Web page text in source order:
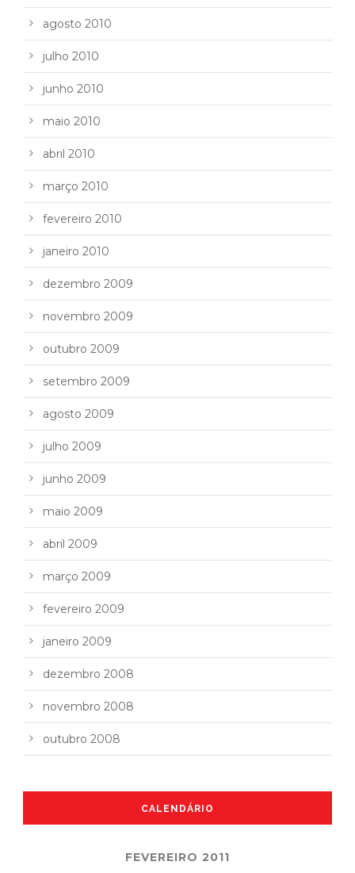
agosto 2010
julho 2010
junho 2010
maio 2010
abril 2010
março 2010
fevereiro 2010
janeiro 2010
dezembro 2009
novembro 2009
outubro 2009
setembro 2009
agosto 2009
julho 2009
junho 2009
maio 2009
abril 2009
março 2009
fevereiro 2009
janeiro 2009
dezembro 2008
novembro 2008
outubro 2008
CALENDÁRIO
FEVEREIRO 2011